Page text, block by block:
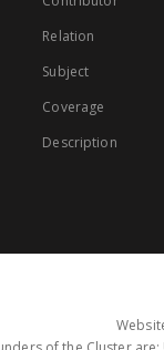
Relation
Subject
Coverage
Description